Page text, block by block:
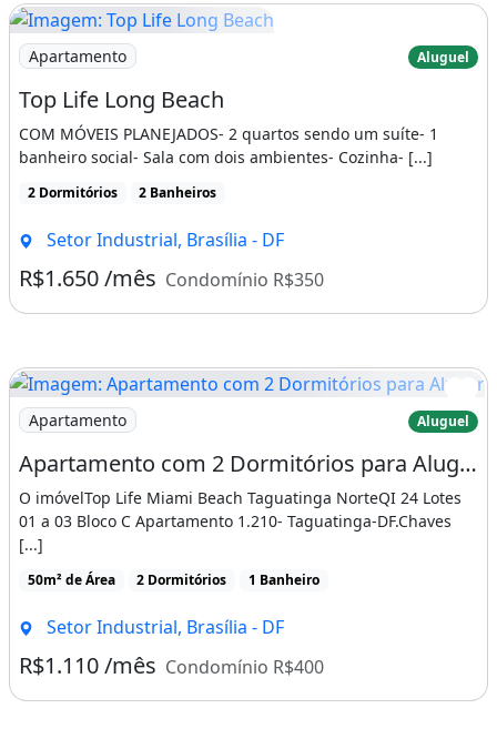
Imagem: Top Life Long Beach
Apartamento Aluguel
Top Life Long Beach
COM MÓVEIS PLANEJADOS- 2 quartos sendo um suíte- 1
banheiro social- Sala com dois ambientes- Cozinha- [...]
2 Dormitórios 2 Banheiros
Setor Industrial, Brasília - DF
R$1.650 /mês Condomínio R$350
Imagem: Apartamento com 2 Dormitórios para Alugar
Apartamento Aluguel
Apartamento com 2 Dormitórios para Alugar, 50 M² por R$ 1.510/Mês - Taguatinga Norte
O imóvelTop Life Miami Beach Taguatinga NorteQI 24 Lotes
01 a 03 Bloco C Apartamento 1.210- Taguatinga-DF.Chaves
[...]
50m² de Área 2 Dormitórios 1 Banheiro
Setor Industrial, Brasília - DF
R$1.110 /mês Condomínio R$400